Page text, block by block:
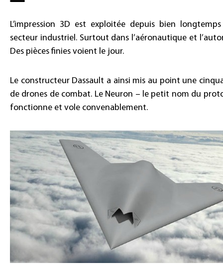
L’impression 3D est exploitée depuis bien
secteur industriel. Surtout dans l’aéronautique et
Des pièces finies voient le jour.
Le constructeur Dassault a ainsi mis au point une
de drones de combat. Le Neuron – le petit nom du
fonctionne et vole convenablement.